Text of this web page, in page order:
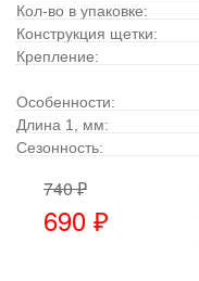
Кол-во в упаковке:
Конструкция щетки:
Крепление:
Особенности:
Длина 1, мм:
Сезонность:
740 ₽
690 ₽